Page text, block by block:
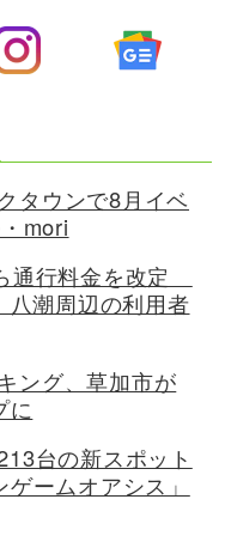
タウンで8月イベ
mori
通行料金を改定
潮周辺の利用者
ング、草加市が
に
台の新スポット
ームオアシス」